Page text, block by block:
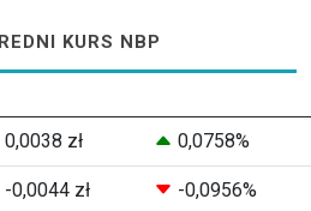
KURS NBP
0,0038 zł 0,0758%
-0,0044 zł -0,0956%